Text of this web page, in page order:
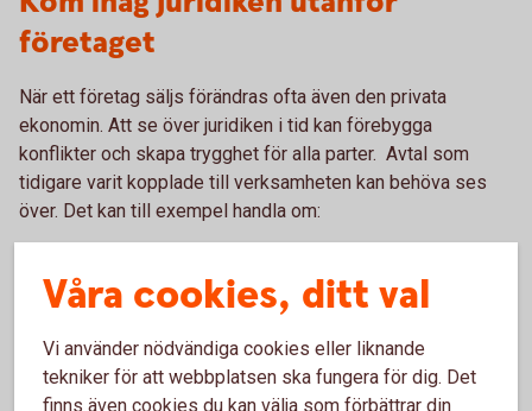
företaget
När ett företag säljs förändras ofta även den privata
ekonomin. Att se över juridiken i tid kan förebygga
konflikter och skapa trygghet för alla parter. Avtal som
tidigare varit kopplade till verksamheten kan behöva ses
över. Det kan till exempel handla om:
aktieägaravtal
ägarrelationer mellan delägare
familjejuridiska upplägg
– Om det finns flera aktieägare är det viktigt att
Våra cookies, ditt val
Vi använder nödvändiga cookies eller liknande
tekniker för att webbplatsen ska fungera för dig. Det
finns även cookies du kan välja som förbättrar din